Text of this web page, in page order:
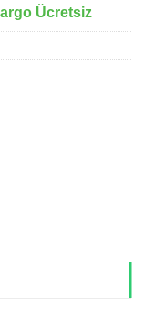
Ücretsiz